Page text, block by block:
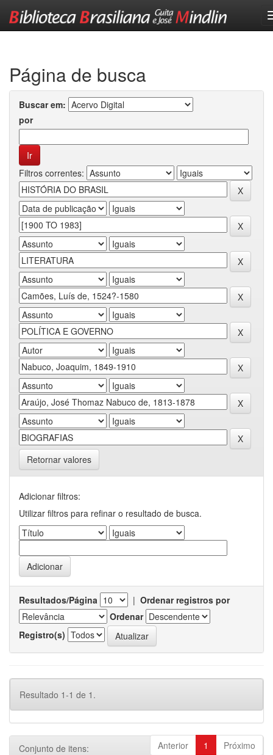
Página de busca
Buscar em:
por
Filtros correntes:
Retornar valores
Adicionar filtros:
Utilizar filtros para refinar o resultado de busca.
Resultados/Página | Ordenar registros por
Ordenar
Registro(s)
Resultado 1-1 de 1.
Anterior 1 Próximo
Conjunto de itens: